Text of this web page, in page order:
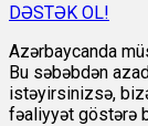
DƏSTƏK OL!
Azərbaycanda
Bu səbəbdən
istəyirsinizsə,
fəaliyyət göstərə